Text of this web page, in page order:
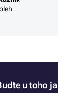
u toho